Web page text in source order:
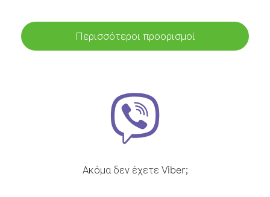
Περισσότεροι προορισμοί
Ακόμα δεν έχετε Viber;